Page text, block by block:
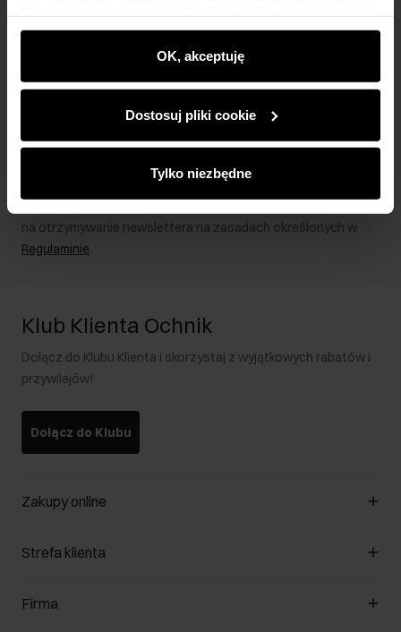
wyświetlać im dopasowane do ich preferencji treści,
rekomendacje oraz komunikaty reklamowe informujące o
najnowszych promocjach w e-sklepie. Informacje o tym,
partnerom społecznościowym, reklamowym i
analitycznym. Partnerzy mogą połączyć te informacje z
podczas korzystania z ich usług.
OK, akceptuję
Dostosuj pliki cookie
Tylko niezbędne
Bądź na bieżąco z nowościami i promocjami!
na otrzymywanie newslettera na zasadach określonych w
Regulaminie.
Klub Klienta Ochnik
Dołącz do Klubu Klienta i skorzystaj z wyjątkowych rabatów i
przywilejów!
Dołącz do Klubu
Zakupy online
Zarządzaj cookies
Formy płatności
Strefa klienta
Klub Klienta
Firma